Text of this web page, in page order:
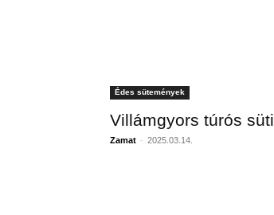
Édes sütemények
Villámgyors túrós süti
Zamat - 2025.03.14.